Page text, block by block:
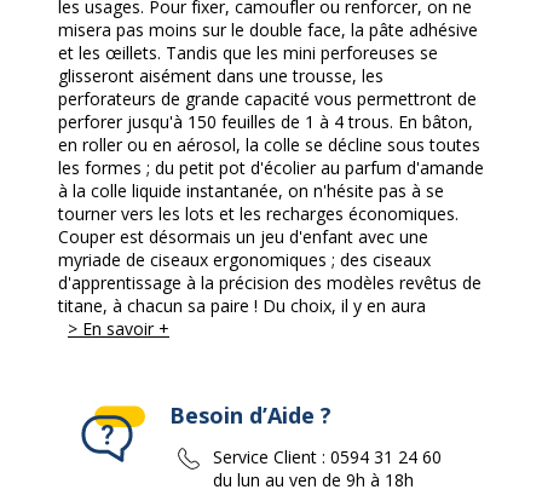
les usages. Pour fixer, camoufler ou renforcer, on ne
misera pas moins sur le double face, la pâte adhésive
et les œillets. Tandis que les mini perforeuses se
glisseront aisément dans une trousse, les
perforateurs de grande capacité vous permettront de
perforer jusqu'à 150 feuilles de 1 à 4 trous. En bâton,
en roller ou en aérosol, la colle se décline sous toutes
les formes ; du petit pot d'écolier au parfum d'amande
à la colle liquide instantanée, on n'hésite pas à se
tourner vers les lots et les recharges économiques.
Couper est désormais un jeu d'enfant avec une
myriade de ciseaux ergonomiques ; des ciseaux
d'apprentissage à la précision des modèles revêtus de
titane, à chacun sa paire ! Du choix, il y en aura
> En savoir +
Besoin d’Aide ?
Service Client : 0594 31 24 60
du lun au ven de 9h à 18h